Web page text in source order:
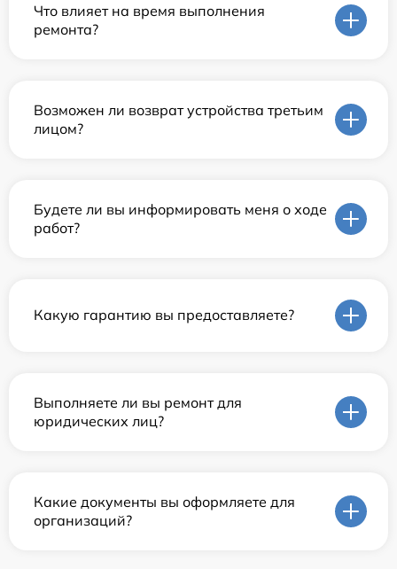
Что влияет на время выполнения
ремонта?
Возможен ли возврат устройства третьим
лицом?
Будете ли вы информировать меня о ходе
работ?
Какую гарантию вы предоставляете?
Выполняете ли вы ремонт для
юридических лиц?
Какие документы вы оформляете для
организаций?